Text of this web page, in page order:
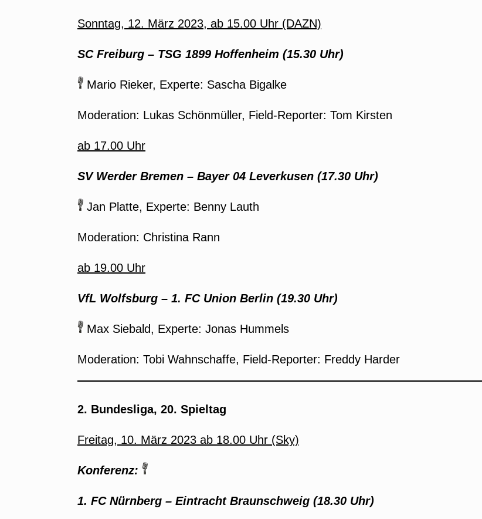
Sonntag, 12. März 2023, ab 15.00 Uhr (DAZN)
SC Freiburg – TSG 1899 Hoffenheim (15.30 Uhr)
Mario Rieker, Experte: Sascha Bigalke
Moderation: Lukas Schönmüller, Field-Reporter: Tom Kirsten
ab 17.00 Uhr
SV Werder Bremen – Bayer 04 Leverkusen (17.30 Uhr)
Jan Platte, Experte: Benny Lauth
Moderation: Christina Rann
ab 19.00 Uhr
VfL Wolfsburg – 1. FC Union Berlin (19.30 Uhr)
Max Siebald, Experte: Jonas Hummels
Moderation: Tobi Wahnschaffe, Field-Reporter: Freddy Harder
2. Bundesliga, 20. Spieltag
Freitag, 10. März 2023 ab 18.00 Uhr (Sky)
Konferenz:
1. FC Nürnberg – Eintracht Braunschweig (18.30 Uhr)